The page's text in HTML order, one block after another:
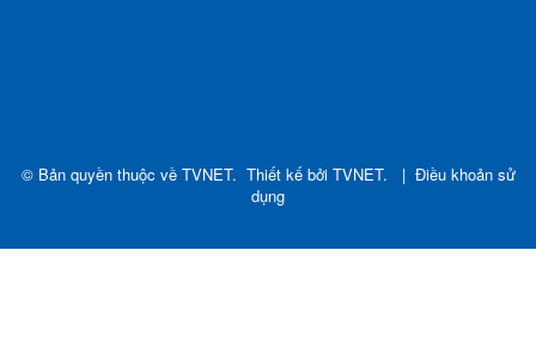
© Bản quyền thuộc về TVNET. Thiết kế bởi TVNET. | Điều khoản sử
dụng